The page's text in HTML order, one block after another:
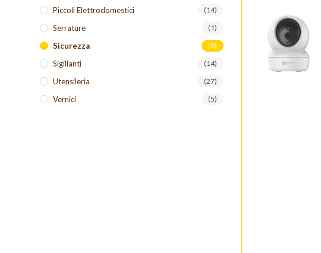
Piccoli Elettrodomestici (14)
Serrature (1)
Sicurezza (9)
Sigillanti (14)
Utensileria (27)
Vernici (5)